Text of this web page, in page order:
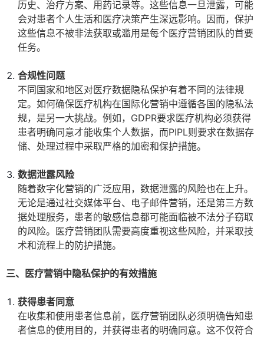
历史、治疗方案、用药记录等。这些信息一旦泄露，可能
会对患者个人生活和医疗决策产生深远影响。因而，保护
这些信息不被非法获取或滥用是每个医疗营销团队的首要
任务。
合规性问题
不同国家和地区对医疗数据隐私保护有着不同的法律规
定。如何确保医疗机构在国际化营销中遵循各国的隐私法
规，是另一大挑战。例如，GDPR要求医疗机构必须获得
患者明确同意才能收集个人数据，而PIPL则要求在数据存
储、处理过程中采取严格的加密和保护措施。
数据泄露风险
随着数字化营销的广泛应用，数据泄露的风险也在上升。
无论是通过社交媒体平台、电子邮件营销，还是第三方数
据处理服务，患者的敏感信息都可能面临被不法分子窃取
的风险。医疗营销团队需要高度重视这些风险，并采取技
术和流程上的防护措施。
三、医疗营销中隐私保护的有效措施
获得患者同意
在收集和使用患者信息前，医疗营销团队必须明确告知患
者信息的使用目的，并获得患者的明确同意。这不仅符合